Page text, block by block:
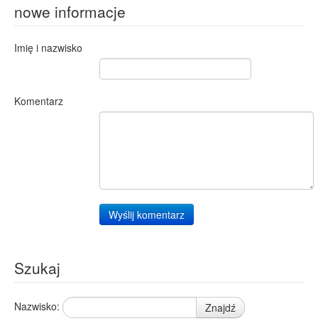
nowe informacje
Imię i nazwisko
Komentarz
Wyślij komentarz
Szukaj
Nazwisko: Znajdź